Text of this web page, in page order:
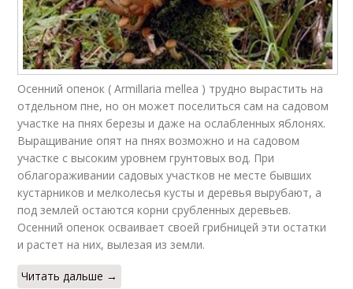
Зимние опёнки Воротничок для опят
Осенний опенок ( Armillaria mellea ) трудно вырастить на
отдельном пне, но он может поселиться сам на садовом
участке на пнях березы и даже на ослабленных яблонях.
Выращивание опят на пнях возможно и на садовом
участке с высоким уровнем грунтовых вод. При
облагораживании садовых участков не месте бывших
кустарников и мелколесья кусты и деревья вырубают, а
под землей остаются корни срубленных деревьев.
Осенний опенок осваивает своей грибницей эти остатки
и растет на них, вылезая из земли.
Читать дальше →